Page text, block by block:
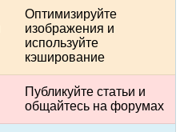
Оптимизируйте
изображения и
используйте
кэширование
Публикуйте статьи и
общайтесь на форумах